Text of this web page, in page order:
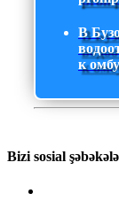
В
к
Bizi sosial